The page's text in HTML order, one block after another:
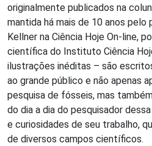
originalmente publicados na
mantida há mais de 10 anos
Kellner na Ciência Hoje On-line,
científica do Instituto Ciência
ilustrações inéditas – são
ao grande público e não apenas
pesquisa de fósseis, mas
do dia a dia do pesquisador
e curiosidades de seu trabalho,
de diversos campos científicos.